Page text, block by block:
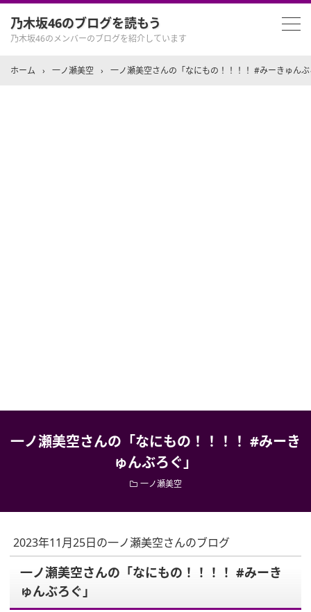
乃木坂46のブログを読もう
乃木坂46のメンバーのブログを紹介しています
ホーム › 一ノ瀬美空 › 一ノ瀬美空さんの「なにもの！！！！ #みーきゅん
一ノ瀬美空さんの「なにもの！！！！ #みーき
ゅんぶろぐ」
一ノ瀬美空
2023年11月25日の一ノ瀬美空さんのブログ
一ノ瀬美空さんの「なにもの！！！！ #みーき
ゅんぶろぐ」